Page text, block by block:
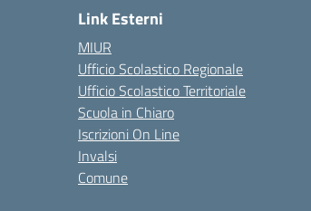
Link Esterni
MIUR
Ufficio Scolastico Regionale
Ufficio Scolastico Territoriale
Scuola in Chiaro
Iscrizioni On Line
Invalsi
Comune